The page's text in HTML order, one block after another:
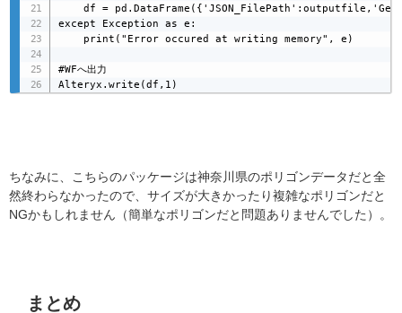
df =
except Exception as e:
    print("Error occured at writing memory", e)
#WFへ出力
Alteryx.write(df,1)
ちなみに、こちらのパッケージは神奈川県のポリゴンデータだと全
然終わらなかったので、サイズが大きかったり複雑なポリゴンだと
NGかもしれません（簡単なポリゴンだと問題ありませんでした）。
まとめ